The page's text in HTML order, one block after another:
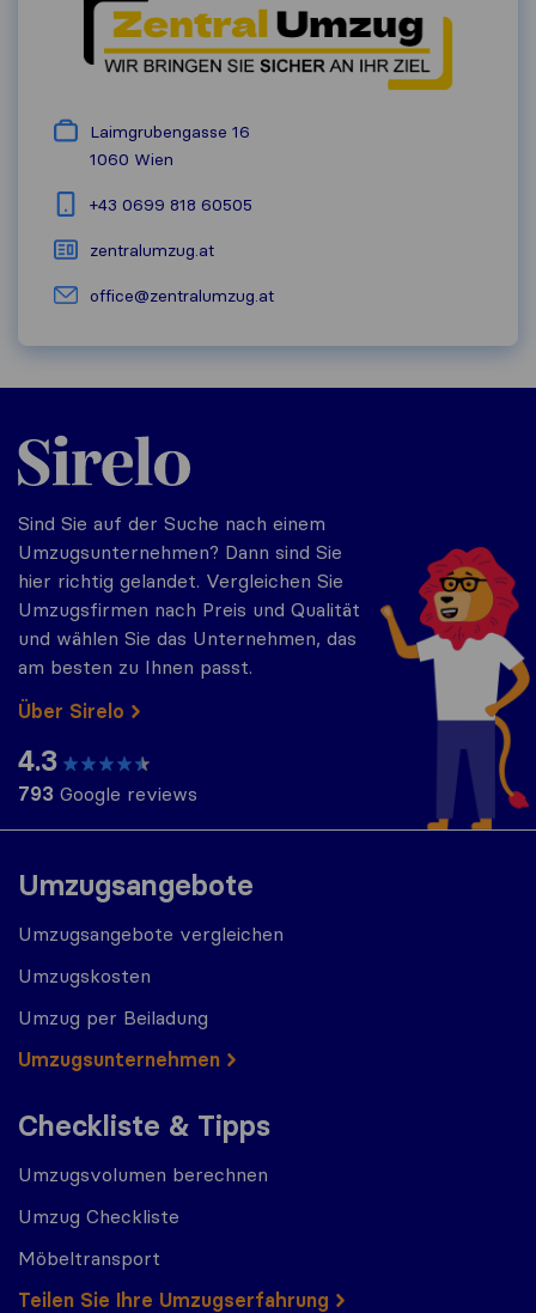
Laimgrubengasse 16
1060 Wien
+43 0699 818 60505
zentralumzug.at
office@zentralumzug.at
Umzugsangebote
Umzugsangebote vergleichen
Umzugskosten
Umzug per Beiladung
Umzugs​​unternehmen
Checkliste & Tipps
Umzugsvolumen berechnen
Umzug Checkliste
Möbeltransport
Teilen Sie Ihre Umzugserfahrung
Sirelo.at
Sind Sie auf der Suche nach einem
Umzugsunternehmen? Dann sind Sie
hier richtig gelandet. Vergleichen Sie
Umzugsfirmen nach Preis und Qualität
und wählen Sie das Unternehmen, das
am besten zu Ihnen passt.
Über Sirelo
4.3
793 Google reviews